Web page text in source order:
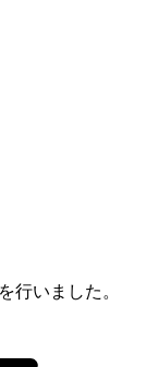
行いました。